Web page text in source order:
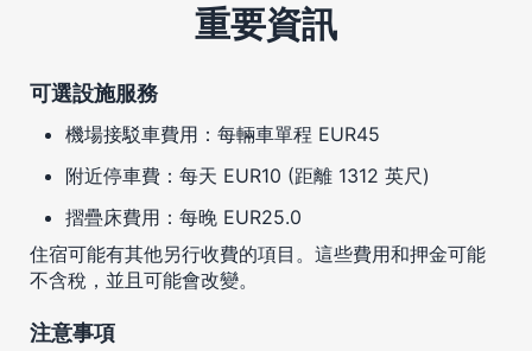
重要資訊
可選設施服務
機場接駁車費用：每輛車單程 EUR45
附近停車費：每天 EUR10 (距離 1312 英尺)
摺疊床費用：每晚 EUR25.0
住宿可能有其他另行收費的項目。這些費用和押金可能
不含稅，並且可能會改變。
注意事項